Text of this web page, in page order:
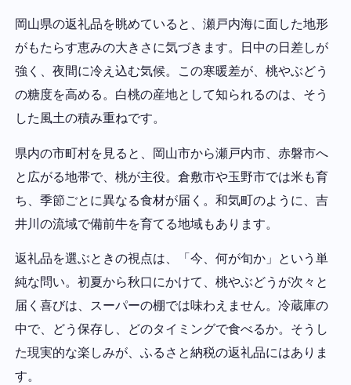
岡山県の返礼品を眺めていると、瀬戸内海に面した地形
がもたらす恵みの大きさに気づきます。日中の日差しが
強く、夜間に冷え込む気候。この寒暖差が、桃やぶどう
の糖度を高める。白桃の産地として知られるのは、そう
した風土の積み重ねです。
県内の市町村を見ると、岡山市から瀬戸内市、赤磐市へ
と広がる地帯で、桃が主役。倉敷市や玉野市では米も育
ち、季節ごとに異なる食材が届く。和気町のように、吉
井川の流域で備前牛を育てる地域もあります。
返礼品を選ぶときの視点は、「今、何が旬か」という単
純な問い。初夏から秋口にかけて、桃やぶどうが次々と
届く喜びは、スーパーの棚では味わえません。冷蔵庫の
中で、どう保存し、どのタイミングで食べるか。そうし
た現実的な楽しみが、ふるさと納税の返礼品にはありま
す。